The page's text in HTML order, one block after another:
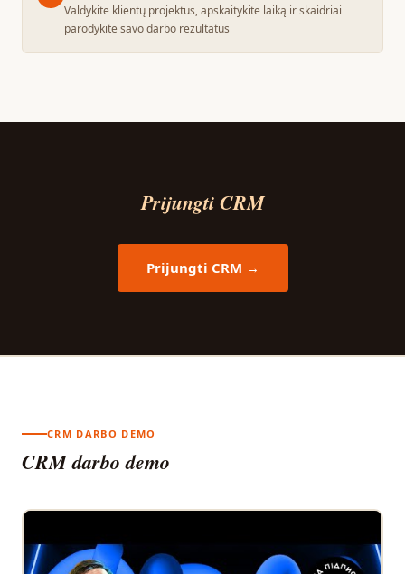
Valdykite klientų projektus, apskaitykite laiką ir skaidriai
parodykite savo darbo rezultatus
Prijungti CRM
Prijungti CRM →
CRM DARBO DEMO
CRM darbo demo